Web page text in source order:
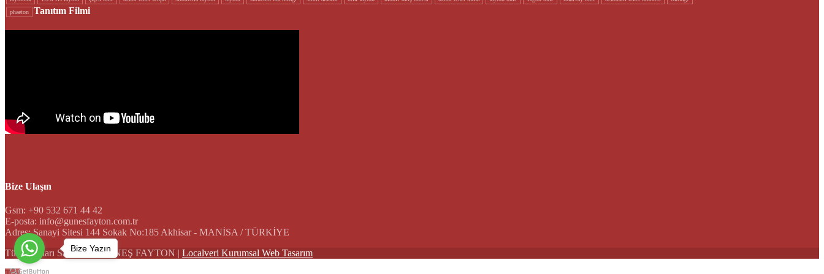
phaeton
Tanıtım Filmi
Bize Ulaşın
Gsm: +90 532 671 44 42
E-posta: info@gunesfayton.com.tr
Adres: Sanayi Sitesi 144 Sokak No:185 Akhisar - MANİSA / TÜRKİYE
Tüm Hakları Saklıdır © GÜNEŞ FAYTON | Localveri Kurumsal Web Tasarım
Bize Yazın